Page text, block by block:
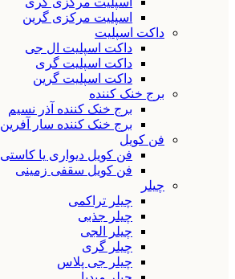
اسپلیت مرکزی گرین
داکت اسپلیت
داکت اسپلیت ال جی
داکت اسپلیت گری
داکت اسپلیت گرین
برج خنک کننده
برج خنک کننده آذر نسیم
برج خنک کننده سار آفرین
فن کویل
فن کویل دیواری یا کاستی
فن کویل سقفی زمینی
چیلر
چیلر تراکمی
چیلر جذبی
چیلر الجی
چیلر گری
چیلر جی پلاس